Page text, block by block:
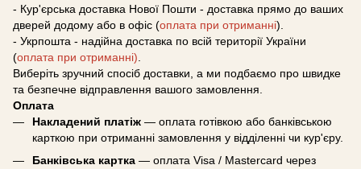
- Кур'єрська доставка Нової Пошти - доставка прямо до ваших
дверей додому або в офіс (оплата при отриманні).
- Укрпошта - надійна доставка по всій території України
(оплата при отриманні)
Виберіть зручний спосіб доставки, а ми подбаємо про швидке
та безпечне відправлення вашого замовлення.
Оплата
Накладений платіж — оплата готівкою або банківською
карткою при отриманні замовлення у відділенні чи кур'єру.
Банківська картка — оплата Visa / Mastercard через